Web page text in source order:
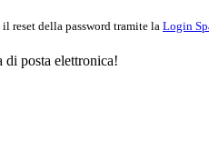
reset della password tramite la Login
di posta elettronica!